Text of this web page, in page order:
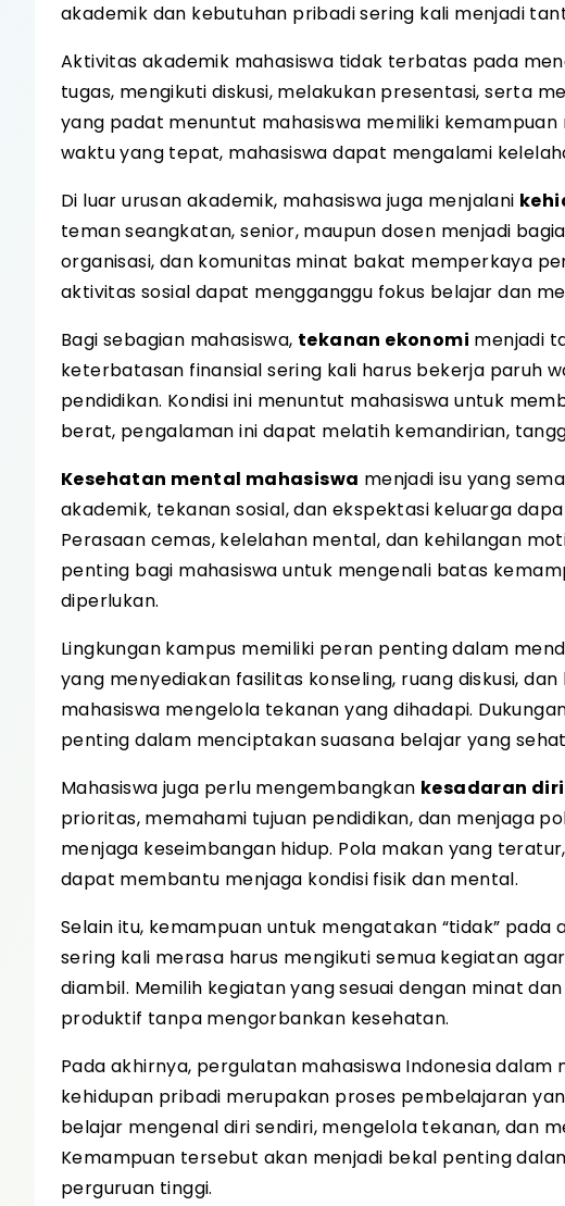
akademik dan kebutuhan pribadi sering kali menjadi
Aktivitas akademik mahasiswa tidak terbatas pada
tugas, mengikuti diskusi, melakukan presentasi, serta
yang padat menuntut mahasiswa memiliki
waktu yang tepat, mahasiswa dapat mengalami
Di luar urusan akademik, mahasiswa juga menjalani
teman seangkatan, senior, maupun dosen menjadi
organisasi, dan komunitas minat bakat memperkaya
aktivitas sosial dapat mengganggu fokus belajar dan
Bagi sebagian mahasiswa, tekanan ekonomi menjadi
keterbatasan finansial sering kali harus bekerja paruh
pendidikan. Kondisi ini menuntut mahasiswa untuk
berat, pengalaman ini dapat melatih kemandirian,
Kesehatan mental mahasiswa menjadi isu yang
akademik, tekanan sosial, dan ekspektasi keluarga
Perasaan cemas, kelelahan mental, dan kehilangan
penting bagi mahasiswa untuk mengenali batas
diperlukan.
Lingkungan kampus memiliki peran penting dalam
yang menyediakan fasilitas konseling, ruang diskusi,
mahasiswa mengelola tekanan yang dihadapi.
penting dalam menciptakan suasana belajar yang
Mahasiswa juga perlu mengembangkan kesadaran diri
prioritas, memahami tujuan pendidikan, dan menjaga
menjaga keseimbangan hidup. Pola makan yang
dapat membantu menjaga kondisi fisik dan mental.
Selain itu, kemampuan untuk mengatakan “tidak”
sering kali merasa harus mengikuti semua kegiatan
diambil. Memilih kegiatan yang sesuai dengan minat
produktif tanpa mengorbankan kesehatan.
Pada akhirnya, pergulatan mahasiswa Indonesia
kehidupan pribadi merupakan proses pembelajaran
belajar mengenal diri sendiri, mengelola tekanan, dan
Kemampuan tersebut akan menjadi bekal penting
perguruan tinggi.